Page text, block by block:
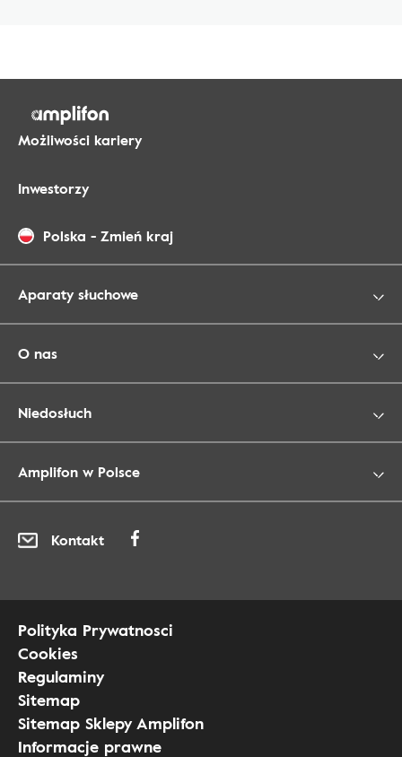
Możliwości kariery
Inwestorzy
Polska - Zmień kraj
Aparaty słuchowe
O nas
Niedosłuch
Amplifon w Polsce
Kontakt
Polityka Prywatnosci
Cookies
Regulaminy
Sitemap
Sitemap Sklepy Amplifon
Informacje prawne